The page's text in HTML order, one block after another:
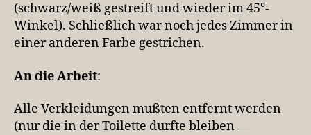
(schwarz/weiß gestreift und wieder im 45°-
Winkel). Schließlich war noch jedes Zimmer in
einer anderen Farbe gestrichen.
An die Arbeit:
Alle Verkleidungen mußten entfernt werden
(nur die in der Toilette durfte bleiben —